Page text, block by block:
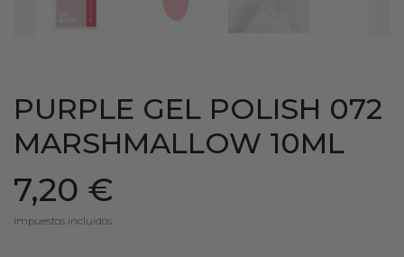
PURPLE GEL POLISH 072
MARSHMALLOW 10ML
7,20 €
Impuestos incluidos